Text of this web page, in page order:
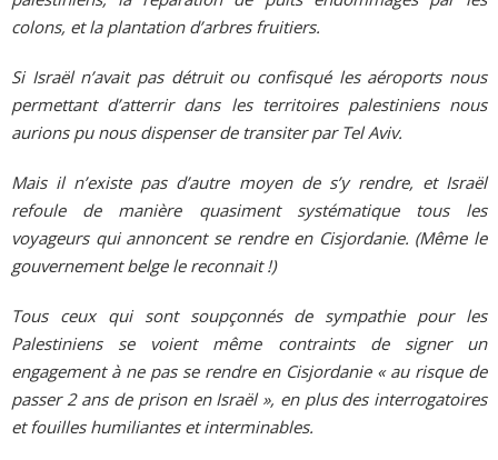
colons, et la plantation d’arbres fruitiers.
Si Israël n’avait pas détruit ou confisqué les aéroports nous
permettant d’atterrir dans les territoires palestiniens nous
aurions pu nous dispenser de transiter par Tel Aviv.
Mais il n’existe pas d’autre moyen de s’y rendre, et Israël
refoule de manière quasiment systématique tous les
voyageurs qui annoncent se rendre en Cisjordanie. (Même le
gouvernement belge le reconnait !)
Tous ceux qui sont soupçonnés de sympathie pour les
Palestiniens se voient même contraints de signer un
engagement à ne pas se rendre en Cisjordanie « au risque de
passer 2 ans de prison en Israël », en plus des interrogatoires
et fouilles humiliantes et interminables.